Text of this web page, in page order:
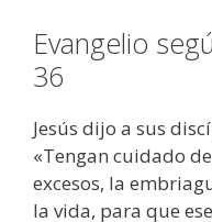
Evangelio
36
Jesús dijo a sus
«Tengan cuidado
excesos, la
la vida, para que